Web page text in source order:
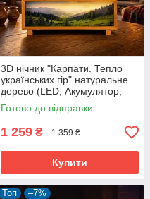
3D нічник "Карпати. Тепло
українських гір" натуральне
дерево (LED, Акумулятор,
USB Type-C)
Готово до відправки
1 259 ₴ 1 359 ₴
Купити
Топ –7%